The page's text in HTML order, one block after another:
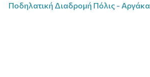
Ποδηλατική Διαδρομή Πόλις - Αργάκα